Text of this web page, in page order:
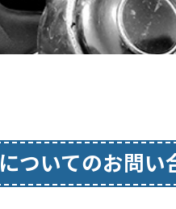
についてのお問い